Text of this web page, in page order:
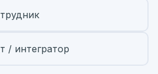
/ интегратор